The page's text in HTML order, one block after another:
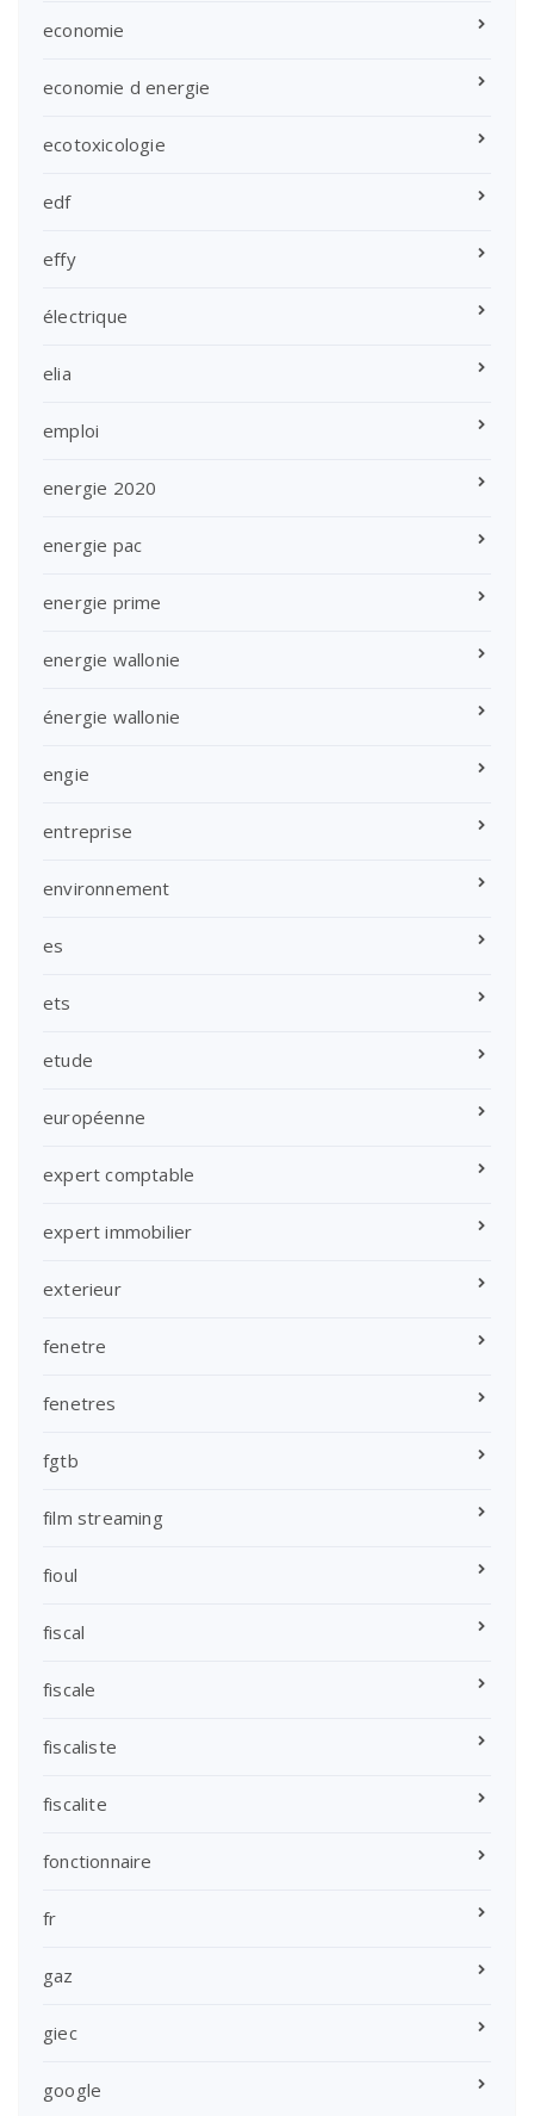
economie
economie d energie
ecotoxicologie
edf
effy
électrique
elia
emploi
energie 2020
energie pac
energie prime
energie wallonie
énergie wallonie
engie
entreprise
environnement
es
ets
etude
européenne
expert comptable
expert immobilier
exterieur
fenetre
fenetres
fgtb
film streaming
fioul
fiscal
fiscale
fiscaliste
fiscalite
fonctionnaire
fr
gaz
giec
google